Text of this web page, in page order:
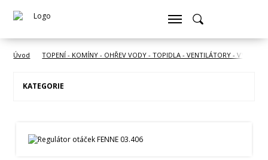
Úvod TOPENÍ - KOMÍNY - OHŘEV VODY - TOPIDLA - VENTILÁTORY -
KATEGORIE